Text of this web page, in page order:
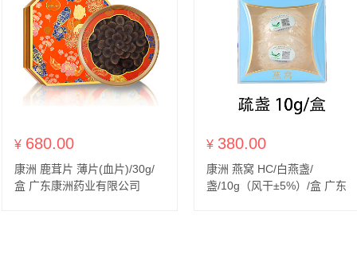
¥ 680.00
康洲 鹿茸片 薄片(血片)/30g/
盒 广东康洲药业有限公司
¥ 380.00
康洲 燕窝 HC/白燕盏/
盏/10g（风干±5%）/盒 广东